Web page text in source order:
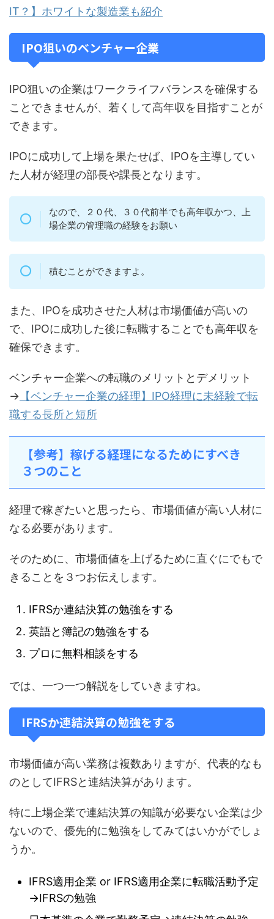
IT？】ホワイトな製造業も紹介
IPO狙いのベンチャー企業
IPO狙いの企業はワークライフバランスを確保する
ことできませんが、若くして高年収を目指すことが
できます。
IPOに成功して上場を果たせば、IPOを主導してい
た人材が経理の部長や課長となります。
なので、２０代、３０代前半でも高年収かつ、上
場企業の管理職の経験をお願い
積むことができますよ。
また、IPOを成功させた人材は市場価値が高いの
で、IPOに成功した後に転職することでも高年収を
確保できます。
ベンチャー企業への転職のメリットとデメリット
→ 【ベンチャー企業の経理】IPO経理に未経験で転
職する長所と短所
【参考】稼げる経理になるためにすべき
３つのこと
経理で稼ぎたいと思ったら、市場価値が高い人材に
なる必要があります。
そのために、市場価値を上げるために直ぐにでもで
きることを３つお伝えします。
IFRSか連結決算の勉強をする
英語と簿記の勉強をする
プロに無料相談をする
では、一つ一つ解説をしていきますね。
IFRSか連結決算の勉強をする
市場価値が高い業務は複数ありますが、代表的なも
のとしてIFRSと連結決算があります。
特に上場企業で連結決算の知識が必要ない企業は少
ないので、優先的に勉強をしてみてはいかがでしょ
うか。
IFRS適用企業 or IFRS適用企業に転職活動予定
→IFRSの勉強